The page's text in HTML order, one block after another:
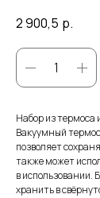
2 900,5 р.
Набор из термоса
Вакуумный
позволяет
также может
в использовании.
хранить в